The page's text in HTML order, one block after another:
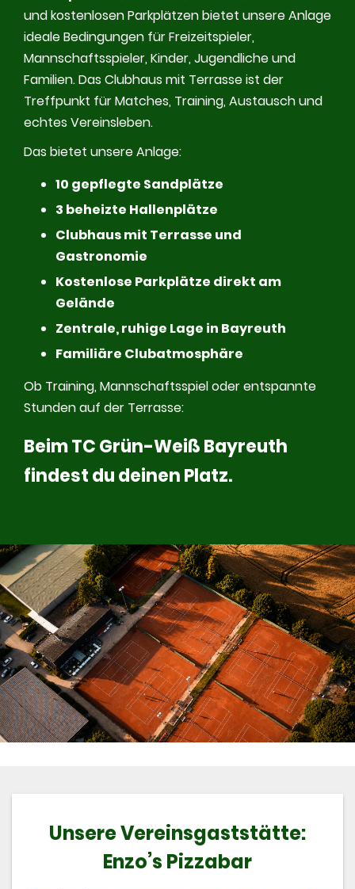
und kostenlosen Parkplätzen bietet unsere Anlage
ideale Bedingungen für Freizeitspieler,
Mannschaftsspieler, Kinder, Jugendliche und
Familien. Das Clubhaus mit Terrasse ist der
Treffpunkt für Matches, Training, Austausch und
echtes Vereinsleben.
Das bietet unsere Anlage:
10 gepflegte Sandplätze
3 beheizte Hallenplätze
Clubhaus mit Terrasse und
Gastronomie
Kostenlose Parkplätze direkt am
Gelände
Zentrale, ruhige Lage in Bayreuth
Familiäre Clubatmosphäre
Ob Training, Mannschaftsspiel oder entspannte
Stunden auf der Terrasse:
Beim TC Grün-Weiß Bayreuth
findest du deinen Platz.
Unsere Vereinsgaststätte:
Enzo’s Pizzabar